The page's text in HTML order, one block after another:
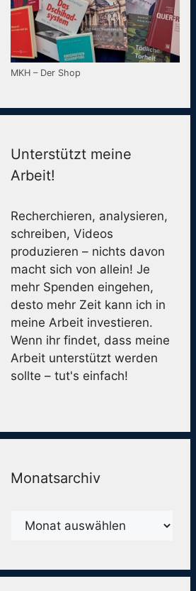
MKH – Der Shop
Unterstützt meine
Arbeit!
Recherchieren, analysieren,
schreiben, Videos
produzieren – nichts davon
macht sich von allein! Je
mehr Spenden eingehen,
desto mehr Zeit kann ich in
meine Arbeit investieren.
Wenn ihr findet, dass meine
Arbeit unterstützt werden
sollte – tut's einfach!
Monatsarchiv
Monatsarchiv